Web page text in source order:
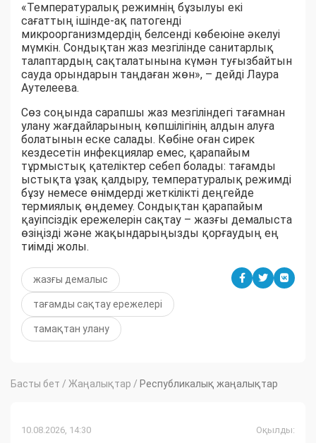
«Температуралық режимнің бұзылуы екі
сағаттың ішінде-ақ патогенді
микроорганизмдердің белсенді көбеюіне әкелуі
мүмкін. Сондықтан жаз мезгілінде санитарлық
талаптардың сақталатынына күмән туғызбайтын
сауда орындарын таңдаған жөн», – дейді Лаура
Аутелеева.
Сөз соңында сарапшы жаз мезгіліндегі тағамнан
улану жағдайларының көпшілігінің алдын алуға
болатынын еске салады. Көбіне оған сирек
кездесетін инфекциялар емес, қарапайым
тұрмыстық қателіктер себеп болады: тағамды
ыстықта ұзақ қалдыру, температуралық режимді
бұзу немесе өнімдерді жеткілікті деңгейде
термиялық өңдемеу. Сондықтан қарапайым
қауіпсіздік ережелерін сақтау – жазғы демалыста
өзіңізді және жақындарыңызды қорғаудың ең
тиімді жолы.
жазғы демалыс
тағамды сақтау ережелері
тамақтан улану
Басты бет / Жаңалықтар / Республикалық жаңалықтар
10.08.2026, 14:30 Оқылды: